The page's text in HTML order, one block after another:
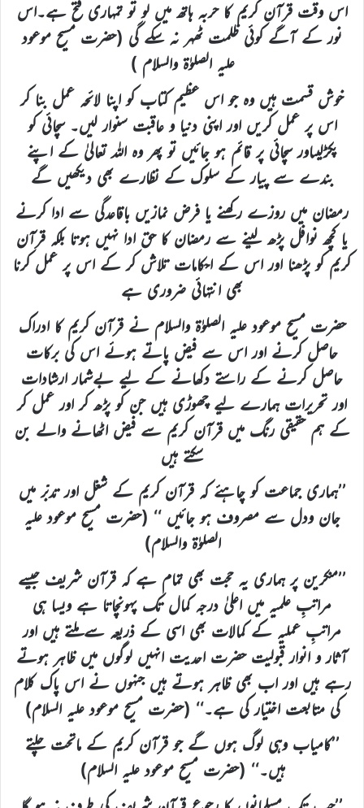
اس وقت قرآن کریم کا حربہ ہاتھ میں لو تو تمہاری فتح ہے۔اس
نور کے آگے کوئی ظلمت ٹھہر نہ سکے گی (حضرت مسیح موعود
علیہ الصلوٰۃ والسلام )
خوش قسمت ہیں وہ جو اس عظیم کتاب کو اپنا لائحہ عمل بنا کر
اس پر عمل کریں اور اپنی دنیا و عاقبت سنوار لیں۔ سچائی کو
پکڑلیںاور سچائی پر قائم ہو جائیں تو پھر وہ اللہ تعالیٰ کے اپنے
بندے سے پیار کے سلوک کے نظارے بھی دیکھیں گے
رمضان میں روزے رکھنے یا فرض نمازیں باقاعدگی سے ادا کرنے
یا کچھ نوافل پڑھ لینے سے رمضان کا حق ادا نہیں ہوتا بلکہ قرآن
کریم کو پڑھنا اور اس کے احکامات تلاش کر کے اس پر عمل کرنا
بھی انتہائی ضروری ہے
حضرت مسیح موعود علیہ الصلوٰۃ والسلام نے قرآن کریم کا ادراک
حاصل کرنے اور اس سے فیض پاتے ہوئے اس کی برکات
حاصل کرنے کے راستے دکھانے کے لیے بےشمار ارشادات
اور تحریرات ہمارے لیے چھوڑی ہیں جن کو پڑھ کر اور عمل کر
کے ہم حقیقی رنگ میں قرآن کریم سے فیض اٹھانے والے بن
سکتے ہیں
’’ہماری جماعت کو چاہئے کہ قرآن کریم کے شغل اور تدبّر میں
جان ودل سے مصروف ہو جائیں ‘‘ (حضرت مسیح موعود علیہ
الصلوٰۃ والسلام)
’’منکرین پر ہماری یہ حجت بھی تمام ہے کہ قرآن شریف جیسے
مراتبِ علمیہ میں اعلیٰ درجہ کمال تک پہونچاتا ہے ویسا ہی
مراتبِ عملیہ کے کمالات بھی اسی کے ذریعہ سے ملتے ہیں اور
آثار و انوار قبولیت حضرت احدیت انہیں لوگوں میں ظاہر ہوتے
رہے ہیں اور اب بھی ظاہر ہوتے ہیں جنہوں نے اس پاک کلام
کی متابعت اختیار کی ہے۔‘‘ (حضرت مسیح موعود علیہ السلام)
’’کامیاب وہی لوگ ہوں گے جو قرآن کریم کے ماتحت چلتے
ہیں۔‘‘ (حضرت مسیح موعود علیہ السلام)